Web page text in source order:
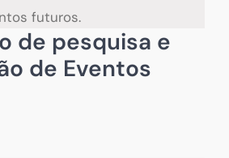
futuros.
de pesquisa e
de Eventos